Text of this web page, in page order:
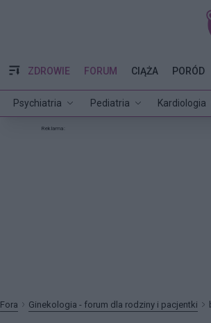
ZDROWIE
Psychiatria Pediatria Kardiologia
FORUM CIĄŻA PORÓD
Reklama:
Fora Ginekologia - forum dla rodziny i pacjentki